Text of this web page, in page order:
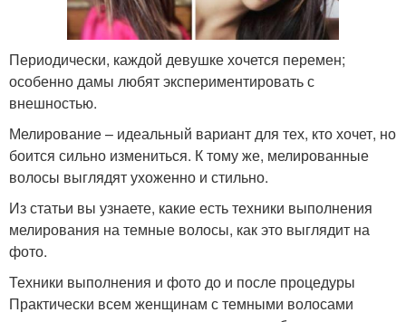
Периодически, каждой девушке хочется перемен;
особенно дамы любят экспериментировать с
внешностью.
Мелирование – идеальный вариант для тех, кто хочет, но
боится сильно измениться. К тому же, мелированные
волосы выглядят ухоженно и стильно.
Из статьи вы узнаете, какие есть техники выполнения
мелирования на темные волосы, как это выглядит на
фото.
Техники выполнения и фото до и после процедуры
Практически всем женщинам с темными волосами